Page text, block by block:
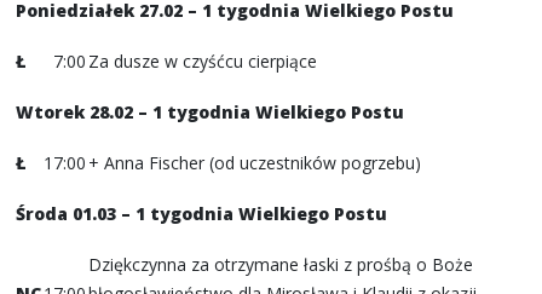
Poniedziałek 27.02 – 1 tygodnia Wielkiego Postu
Ł 7:00 Za dusze w czyśćcu cierpiące
Wtorek 28.02 – 1 tygodnia Wielkiego Postu
Ł 17:00 + Anna Fischer (od uczestników pogrzebu)
Środa 01.03 – 1 tygodnia Wielkiego Postu
Dziękczynna za otrzymane łaski z prośbą o Boże